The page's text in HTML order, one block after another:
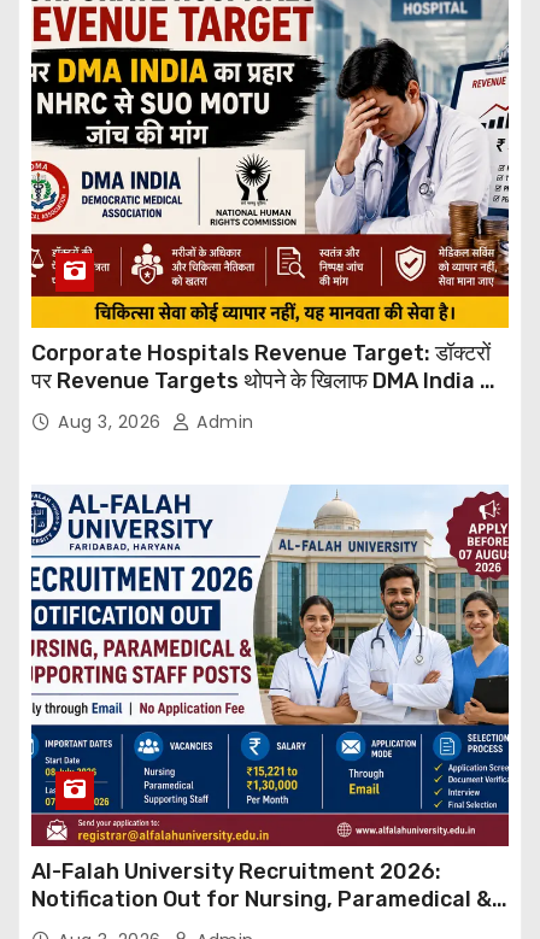
Corporate Hospitals Revenue Target: डॉक्टरों
पर Revenue Targets थोपने के खिलाफ DMA India का
बड़ा कदम, NHRC से Suo Motu जांच की मांग
Aug 3, 2026 Admin
Al-Falah University Recruitment 2026:
Notification Out for Nursing, Paramedical &
Supporting Staff Posts, Apply Through Email